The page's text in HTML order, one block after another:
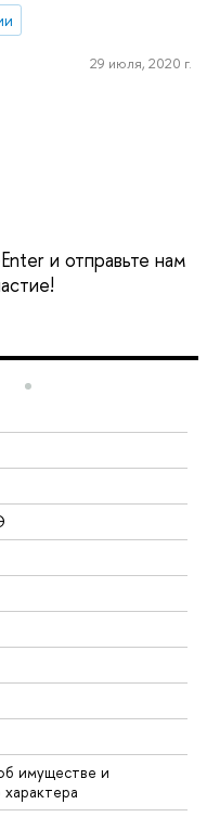
29 июля, 2020 г.
и отправьте нам
имуществе и